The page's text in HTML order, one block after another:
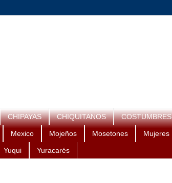
CHIPAYAS CHIQUITANOS COSTUMBRES
Mexico Mojeños Mosetones Mujeres
Yuqui Yuracarés